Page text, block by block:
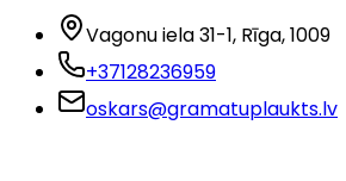
Vagonu iela 31-1, Rīga, 1009
+37128236959
oskars@gramatuplaukts.lv